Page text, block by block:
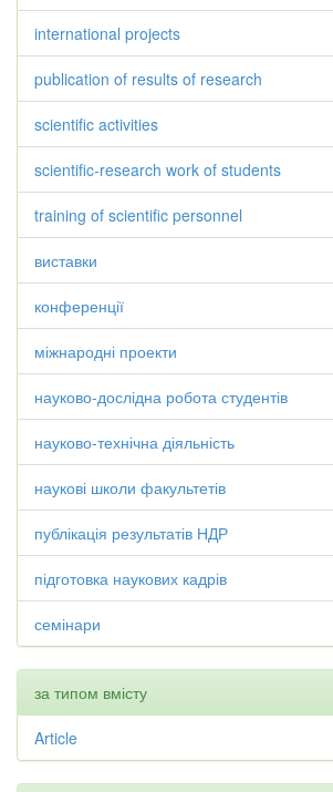
international projects
publication of results of research
scientific activities
scientific-research work of students
training of scientific personnel
виставки
конференції
міжнародні проекти
науково-дослідна робота студентів
науково-технічна діяльність
наукові школи факультетів
публікація результатів НДР
підготовка наукових кадрів
семінари
за типом вмісту
Article